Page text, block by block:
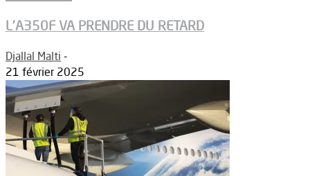
L’A350F VA PRENDRE DU RETARD
Djallal Malti -
21 février 2025